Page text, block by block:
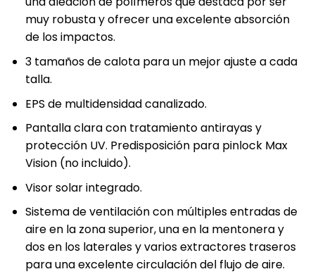
muy robusta y ofrecer una excelente absorción
de los impactos.
3 tamaños de calota para un mejor ajuste a cada
talla.
EPS de multidensidad canalizado.
Pantalla clara con tratamiento antirayas y
protección UV. Predisposición para pinlock Max
Vision (no incluido).
Visor solar integrado.
Sistema de ventilación con múltiples entradas de
aire en la zona superior, una en la mentonera y
dos en los laterales y varios extractores traseros
para una excelente circulación del flujo de aire.